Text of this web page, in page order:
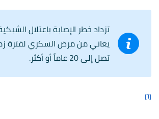
تزداد خطر الإصابة باعتلال
يعاني من مرض السكري لفترة
تصل إلى 20 عاماً أو أكثر.
[٦]